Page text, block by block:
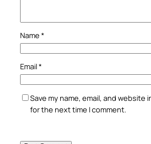
Name *
Email*
Save my name, email, and website
for the next time I comment.